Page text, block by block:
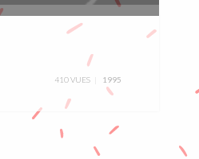
410 VUES 1995